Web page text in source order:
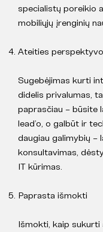
specialistų poreikio
mobiliųjų įrenginių
Ateities
Sugebėjimas kurti
didelis privalumas,
paprasčiau – būsite
lead’o, o galbūt ir
daugiau galimybių –
konsultavimas,
IT kūrimas.
Paprasta išmokti
Išmokti, kaip sukurti